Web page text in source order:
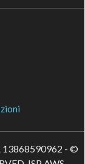
13868590962 - ©